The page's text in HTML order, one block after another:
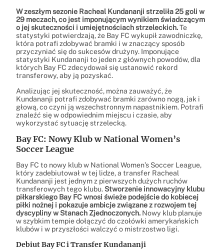
W zeszłym sezonie Racheal Kundananji strzeliła 25 goli w
29 meczach, co jest imponującym wynikiem świadczącym
o jej skuteczności i umiejętnościach strzeleckich.Te
statystyki potwierdzają, że Bay FC wykupił zawodniczkę,
która potrafi zdobywać bramki i w znaczący sposób
przyczyniać się do sukcesów drużyny. Imponujące
statystyki Kundananji to jeden z głównych powodów, dla
których Bay FC zdecydował się ustanowić rekord
transferowy, aby ją pozyskać.
Analizując jej skuteczność, można zauważyć, że
Kundananji potrafi zdobywać bramki zarówno nogą, jak i
głową, co czyni ją wszechstronnym napastnikiem. Potrafi
znaleźć się w odpowiednim miejscu i czasie, aby
wykorzystać sytuację strzelecką.
Bay FC: Nowy Klub w National Women’s
Soccer League
Bay FC to nowy klub w National Women’s Soccer League,
który zadebiutował w tej lidze, a transfer Racheal
Kundananji jest jednym z pierwszych dużych ruchów
transferowych tego klubu. Stworzenie innowacyjny klubu
piłkarskiego Bay FC wnosi świeże podejście do kobiecej
piłki nożnej i pokazuje ambicje związane z rozwojem tej
dyscypliny w Stanach Zjednoczonych. Nowy klub planuje
w szybkim tempie dołączyć do czołówki amerykańskich
klubów i w przyszłości walczyć o mistrzostwo ligi.
Debiut Bay FC i Transfer Kundananji